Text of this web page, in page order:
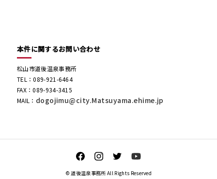
本件に関するお問い合わせ
松山市道後温泉事務所
TEL：089-921-6464
FAX：089-934-3415
MAIL： dogojimu@city.Matsuyama.ehime.jp
© 道後温泉事務所 All Rights Reserved